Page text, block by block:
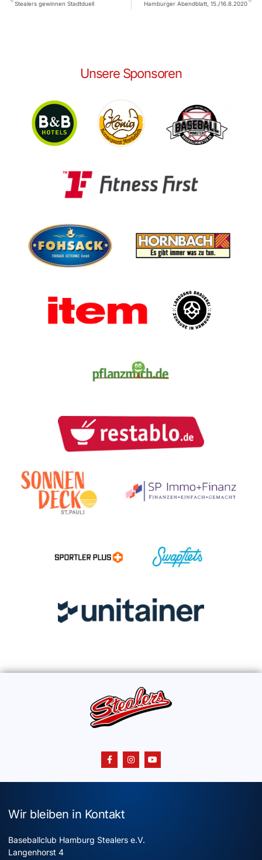
Stealers gewinnen Stadtduell Hamburger Abendblatt, 15./16.8.2020
Unsere Sponsoren
Wir bleiben in Kontakt
Baseballclub Hamburg Stealers e.V.
Langenhorst 4